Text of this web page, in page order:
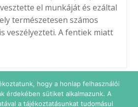
el munkáját és ezáltal
természetesen számos
veszélyezteti. A fentiek miatt
hogy a honlap felhasználói
érdekében sütiket alkalmazunk. A
a tájékoztatásunkat tudomásul